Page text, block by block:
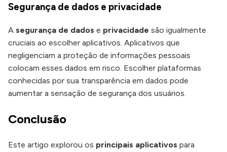
Segurança de dados e privacidade
A segurança de dados e privacidade são igualmente
cruciais ao escolher aplicativos. Aplicativos que
negligenciam a proteção de informações pessoais
colocam esses dados em risco. Escolher plataformas
conhecidas por sua transparência em dados pode
aumentar a sensação de segurança dos usuários.
Conclusão
Este artigo explorou os principais aplicativos para